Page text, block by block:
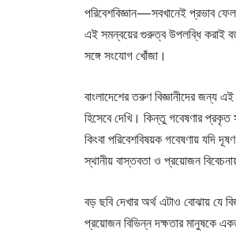
পরিবেশবিজ্ঞান—সবখানেই প্রভাব
এই সমন্বয়ের গুরুত্ব উপলব্ধি করাই বড়
সঙ্গে সংযোগ খোঁজা।
বাংলাদেশের তরুণ বিজ্ঞানীদের জন্য
হিসেবে দেখি। কিন্তু গবেষণার
কিংবা পরিবেশবিষয়ক গবেষণায় যদি
স্থানীয় বাস্তবতা ও প্রয়োজন
বড় ছবি দেখার অর্থ এটাও বোঝায় যে
প্রয়োজন বিভিন্ন দক্ষতার মানুষকে